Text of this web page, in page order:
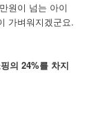
원이 넘는 아이
가벼워지겠군요.
의 24%를 차지